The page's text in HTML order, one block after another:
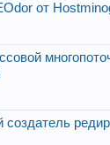
от
создатель